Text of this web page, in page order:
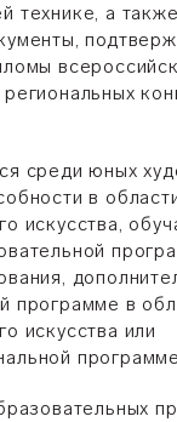
технике, а
среди юных
в
искусства,
программе в
искусства или